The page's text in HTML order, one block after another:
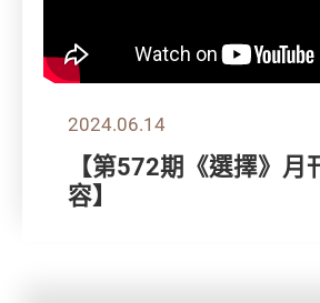
2024.06.14
【第572期《選擇》月
容】